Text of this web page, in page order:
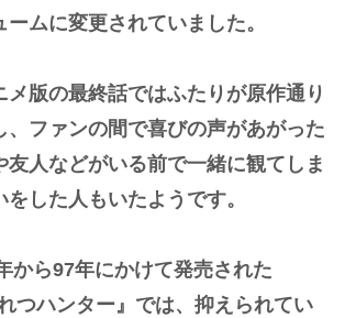
ムに変更されていました。
版の最終話ではふたりが原作通り
、ファンの間で喜びの声があがった
友人などがいる前で一緒に観てしま
した人もいたようです。
から97年にかけて発売された
つハンター』では、抑えられてい